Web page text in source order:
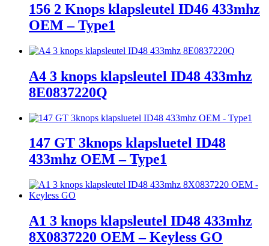
156 2 Knops klapsleutel ID46 433mhz
OEM – Type1
A4 3 knops klapsleutel ID48 433mhz
8E0837220Q
147 GT 3knops klapsluetel ID48
433mhz OEM – Type1
A1 3 knops klapsleutel ID48 433mhz
8X0837220 OEM – Keyless GO